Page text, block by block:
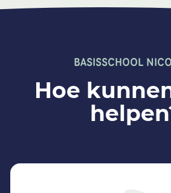
BASISSCHOOL
Hoe